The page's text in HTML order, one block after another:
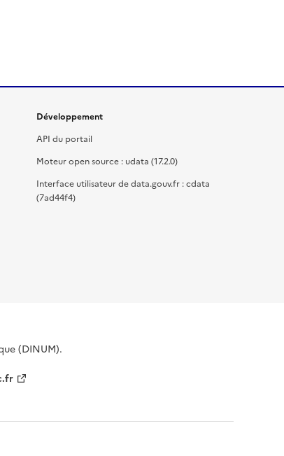
Développement
API du portail
Moteur open source : udata (17.2.0)
Interface utilisateur de data.gouv.fr : cdata
(7ad44f4)
(DINUM).